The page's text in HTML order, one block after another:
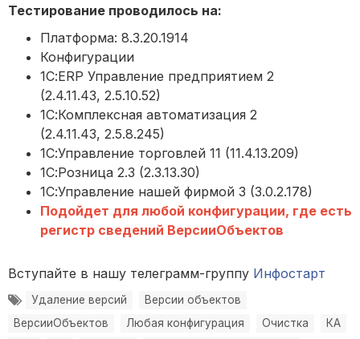
Тестирование проводилось на:
Платформа: 8.3.20.1914
Конфигурации
1С:ERP Управление предприятием 2
(2.4.11.43, 2.5.10.52)
1С:Комплексная автоматизация 2
(2.4.11.43, 2.5.8.245)
1С:Управление торговлей 11 (11.4.13.209)
1С:Розница 2.3 (2.3.13.30)
1С:Управление нашей фирмой 3 (3.0.2.178)
Подойдет для любой конфигурации, где есть
регистр сведений ВерсииОбъектов
Вступайте в нашу телеграмм-группу Инфостарт
Удаление версий
Версии объектов
ВерсииОбъектов
Любая конфигурация Очистка
КА